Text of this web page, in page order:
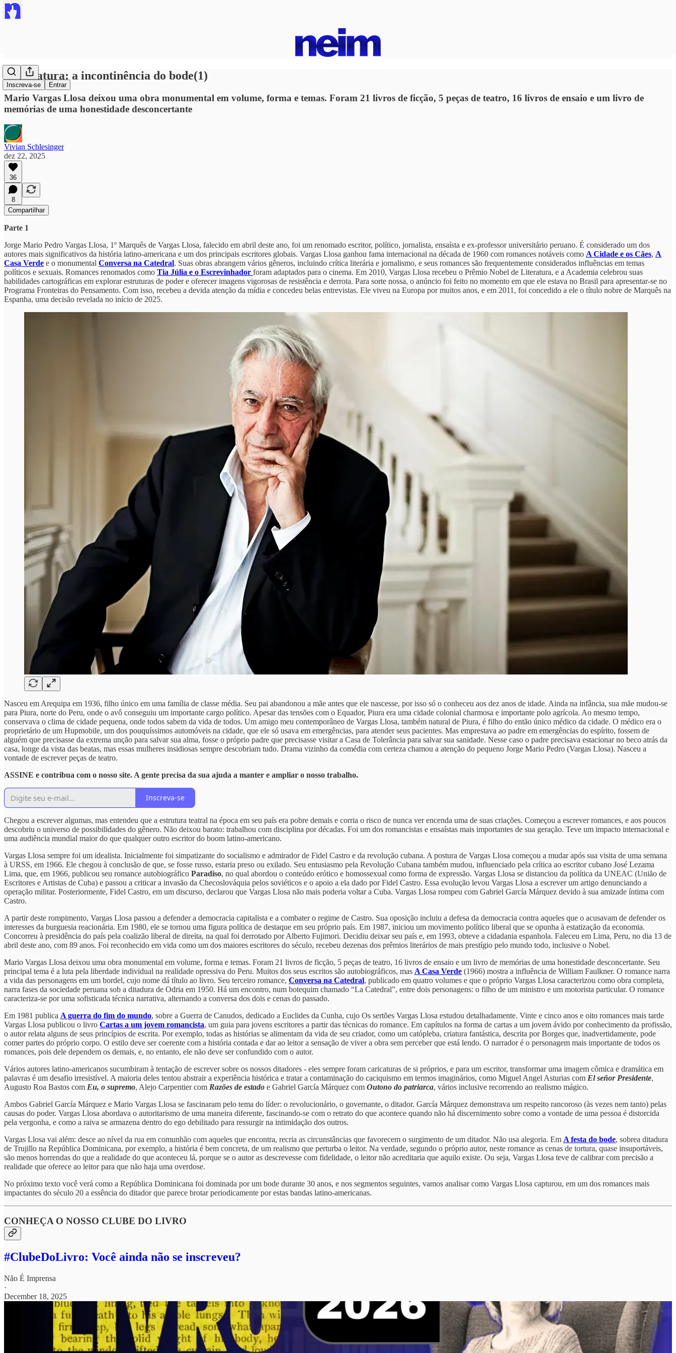
Inscreva-se Entrar
#Literatura: a incontinência do bode(1)
Mario Vargas Llosa deixou uma obra monumental em volume, forma e temas. Foram 21 livros de ficção, 5 peças de teatro, 16 livros de ensaio e um livro de
memórias de uma honestidade desconcertante
Vivian Schlesinger
dez 22, 2025
36
8
Compartilhar
Parte 1
Jorge Mario Pedro Vargas Llosa, 1º Marquês de Vargas Llosa, falecido em abril deste ano, foi um renomado escritor, político, jornalista, ensaísta e ex-professor universitário peruano. É considerado um dos
autores mais significativos da história latino-americana e um dos principais escritores globais. Vargas Llosa ganhou fama internacional na década de 1960 com romances notáveis como A Cidade e os Cães, A
Casa Verde e o monumental Conversa na Catedral. Suas obras abrangem vários gêneros, incluindo crítica literária e jornalismo, e seus romances são frequentemente considerados influências em temas
políticos e sexuais. Romances renomados como Tia Júlia e o Escrevinhador foram adaptados para o cinema. Em 2010, Vargas Llosa recebeu o Prêmio Nobel de Literatura, e a Academia celebrou suas
habilidades cartográficas em explorar estruturas de poder e oferecer imagens vigorosas de resistência e derrota. Para sorte nossa, o anúncio foi feito no momento em que ele estava no Brasil para apresentar-se no
Programa Fronteiras do Pensamento. Com isso, recebeu a devida atenção da mídia e concedeu belas entrevistas. Ele viveu na Europa por muitos anos, e em 2011, foi concedido a ele o título nobre de Marquês na
Espanha, uma decisão revelada no início de 2025.
Nasceu em Arequipa em 1936, filho único em uma família de classe média. Seu pai abandonou a mãe antes que ele nascesse, por isso só o conheceu aos dez anos de idade. Ainda na infância, sua mãe mudou-se
para Piura, norte do Peru, onde o avô conseguiu um importante cargo político. Apesar das tensões com o Equador, Piura era uma cidade colonial charmosa e importante polo agrícola. Ao mesmo tempo,
conservava o clima de cidade pequena, onde todos sabem da vida de todos. Um amigo meu contemporâneo de Vargas Llosa, também natural de Piura, é filho do então único médico da cidade. O médico era o
proprietário de um Hupmobile, um dos pouquíssimos automóveis na cidade, que ele só usava em emergências, para atender seus pacientes. Mas emprestava ao padre em emergências do espírito, fossem de
alguém que precisasse da extrema unção para salvar sua alma, fosse o próprio padre que precisasse visitar a Casa de Tolerância para salvar sua sanidade. Nesse caso o padre precisava estacionar no beco atrás da
casa, longe da vista das beatas, mas essas mulheres insidiosas sempre descobriam tudo. Drama vizinho da comédia com certeza chamou a atenção do pequeno Jorge Mario Pedro (Vargas Llosa). Nasceu a
vontade de escrever peças de teatro.
ASSINE e contribua com o nosso site. A gente precisa da sua ajuda a manter e ampliar o nosso trabalho.
Inscreva-se
Chegou a escrever algumas, mas entendeu que a estrutura teatral na época em seu país era pobre demais e corria o risco de nunca ver encenda uma de suas criações. Começou a escrever romances, e aos poucos
descobriu o universo de possibilidades do gênero. Não deixou barato: trabalhou com disciplina por décadas. Foi um dos romancistas e ensaístas mais importantes de sua geração. Teve um impacto internacional e
uma audiência mundial maior do que qualquer outro escritor do boom latino-americano.
Vargas Llosa sempre foi um idealista. Inicialmente foi simpatizante do socialismo e admirador de Fidel Castro e da revolução cubana. A postura de Vargas Llosa começou a mudar após sua visita de uma semana
à URSS, em 1966. Ele chegou à conclusão de que, se fosse russo, estaria preso ou exilado. Seu entusiasmo pela Revolução Cubana também mudou, influenciado pela crítica ao escritor cubano José Lezama
Lima, que, em 1966, publicou seu romance autobiográfico Paradiso, no qual abordou o conteúdo erótico e homossexual como forma de expressão. Vargas Llosa se distanciou da política da UNEAC (União de
Escritores e Artistas de Cuba) e passou a criticar a invasão da Checoslováquia pelos soviéticos e o apoio a ela dado por Fidel Castro. Essa evolução levou Vargas Llosa a escrever um artigo denunciando a
operação militar. Posteriormente, Fidel Castro, em um discurso, declarou que Vargas Llosa não mais poderia voltar a Cuba. Vargas Llosa rompeu com Gabriel García Márquez devido à sua amizade íntima com
Castro.
A partir deste rompimento, Vargas Llosa passou a defender a democracia capitalista e a combater o regime de Castro. Sua oposição incluiu a defesa da democracia contra aqueles que o acusavam de defender os
interesses da burguesia reacionária. Em 1980, ele se tornou uma figura política de destaque em seu próprio país. Em 1987, iniciou um movimento político liberal que se opunha à estatização da economia.
Concorreu à presidência do país pela coalizão liberal de direita, na qual foi derrotado por Alberto Fujimori. Decidiu deixar seu país e, em 1993, obteve a cidadania espanhola. Faleceu em Lima, Peru, no dia 13 de
abril deste ano, com 89 anos. Foi reconhecido em vida como um dos maiores escritores do século, recebeu dezenas dos prêmios literários de mais prestígio pelo mundo todo, inclusive o Nobel.
Mario Vargas Llosa deixou uma obra monumental em volume, forma e temas. Foram 21 livros de ficção, 5 peças de teatro, 16 livros de ensaio e um livro de memórias de uma honestidade desconcertante. Seu
principal tema é a luta pela liberdade individual na realidade opressiva do Peru. Muitos dos seus escritos são autobiográficos, mas A Casa Verde (1966) mostra a influência de William Faulkner. O romance narra
a vida das personagens em um bordel, cujo nome dá título ao livro. Seu terceiro romance, Conversa na Catedral, publicado em quatro volumes e que o próprio Vargas Llosa caracterizou como obra completa,
narra fases da sociedade peruana sob a ditadura de Odria em 1950. Há um encontro, num botequim chamado “La Catedral”, entre dois personagens: o filho de um ministro e um motorista particular. O romance
caracteriza-se por uma sofisticada técnica narrativa, alternando a conversa dos dois e cenas do passado.
Em 1981 publica A guerra do fim do mundo, sobre a Guerra de Canudos, dedicado a Euclides da Cunha, cujo Os sertões Vargas Llosa estudou detalhadamente. Vinte e cinco anos e oito romances mais tarde
Vargas Llosa publicou o livro Cartas a um jovem romancista, um guia para jovens escritores a partir das técnicas do romance. Em capítulos na forma de cartas a um jovem ávido por conhecimento da profissão,
o autor relata alguns de seus princípios de escrita. Por exemplo, todas as histórias se alimentam da vida de seu criador, como um catópleba, criatura fantástica, descrita por Borges que, inadvertidamente, pode
comer partes do próprio corpo. O estilo deve ser coerente com a história contada e dar ao leitor a sensação de viver a obra sem perceber que está lendo. O narrador é o personagem mais importante de todos os
romances, pois dele dependem os demais, e, no entanto, ele não deve ser confundido com o autor.
Vários autores latino-americanos sucumbiram à tentação de escrever sobre os nossos ditadores - eles sempre foram caricaturas de si próprios, e para um escritor, transformar uma imagem cômica e dramática em
palavras é um desafio irresistível. A maioria deles tentou abstrair a experiência histórica e tratar a contaminação do caciquismo em termos imaginários, como Miguel Angel Asturias com El señor Presidente,
Augusto Roa Bastos com Eu, o supremo, Alejo Carpentier com Razões de estado e Gabriel García Márquez com Outono do patriarca, vários inclusive recorrendo ao realismo mágico.
Ambos Gabriel García Márquez e Mario Vargas Llosa se fascinaram pelo tema do líder: o revolucionário, o governante, o ditador. García Márquez demonstrava um respeito rancoroso (às vezes nem tanto) pelas
causas do poder. Vargas Llosa abordava o autoritarismo de uma maneira diferente, fascinando-se com o retrato do que acontece quando não há discernimento sobre como a vontade de uma pessoa é distorcida
pela vergonha, e como a raiva se armazena dentro do ego debilitado para ressurgir na intimidação dos outros.
Vargas Llosa vai além: desce ao nível da rua em comunhão com aqueles que encontra, recria as circunstâncias que favorecem o surgimento de um ditador. Não usa alegoria. Em A festa do bode, sobrea ditadura
de Trujillo na República Dominicana, por exemplo, a história é bem concreta, de um realismo que perturba o leitor. Na verdade, segundo o próprio autor, neste romance as cenas de tortura, quase insuportáveis,
são menos horrendas do que a realidade do que aconteceu lá, porque se o autor as descrevesse com fidelidade, o leitor não acreditaria que aquilo existe. Ou seja, Vargas Llosa teve de calibrar com precisão a
realidade que oferece ao leitor para que não haja uma overdose.
No próximo texto você verá como a República Dominicana foi dominada por um bode durante 30 anos, e nos segmentos seguintes, vamos analisar como Vargas Llosa capturou, em um dos romances mais
impactantes do século 20 a essência do ditador que parece brotar periodicamente por estas bandas latino-americanas.
CONHEÇA O NOSSO CLUBE DO LIVRO
#ClubeDoLivro: Você ainda não se inscreveu?
Não É Imprensa
·
December 18, 2025